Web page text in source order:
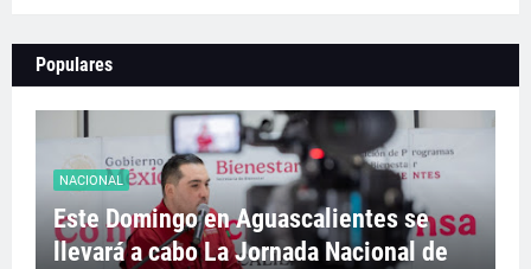
Populares
NACIONAL
Este Domingo en Aguascalientes se
llevará a cabo La Jornada Nacional de